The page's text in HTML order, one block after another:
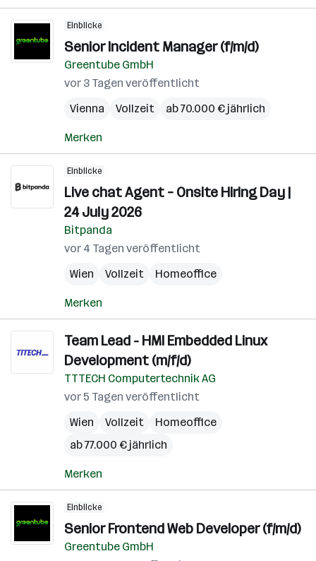
Einblicke
Senior Incident Manager (f/m/d)
Greentube GmbH
vor 3 Tagen veröffentlicht
Vienna
Vollzeit ab 70.000 € jährlich
Merken
Einblicke
Live chat Agent – Onsite Hiring Day |
24 July 2026
Bitpanda
vor 4 Tagen veröffentlicht
Wien
Vollzeit Homeoffice
Merken
Team Lead - HMI Embedded Linux
Development (m/f/d)
TTTECH Computertechnik AG
vor 5 Tagen veröffentlicht
Wien
Vollzeit
Homeoffice
ab 77.000 € jährlich
Merken
Einblicke
Senior Frontend Web Developer (f/m/d)
Greentube GmbH